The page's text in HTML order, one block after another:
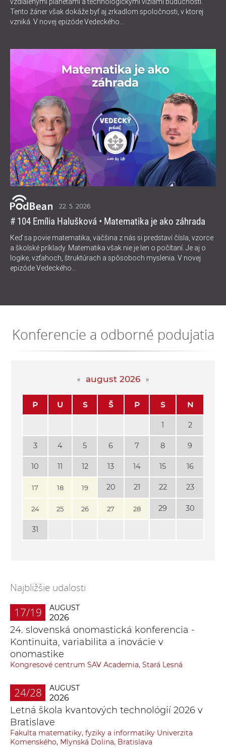
Tento žáner však dokáže byť aj zrkadlom spoločnosti, v ktorej
vzniká. V novej epizóde Vedeckého...
22. 5. 2026
# 104 Emília Halušková • Matematika je ako záhrada
Keď sa povie matematika, väčšina z nás si predstaví čísla, vzorce
a školské príklady. Matematika však nie je len o počítaní. Je aj o
logike, vzťahoch, štruktúrach a spôsoboch myslenia. V novej
epizóde Vedeckého...
Konferencie a odborné podujatia
august 2026
P U S Š P S N
1 2
3 4 5 6 7 8 9
10 11 12 13 14 15 16
17 18 19 20 21 22 23
24 25 26 27 28 29 30
31
Najbližšie udalosti
17/19 AUGUST
2026
24. slovenská onomastická konferencia -
Kontinuita, variabilita a inovácie v
onomastike
Kongresové centrum SAV Academia, Stará Lesná
24/28 AUGUST
2026
Letná škola kvantových technológií 2026 v
Bratislave
Fakulta matematiky, fyziky a informatiky Univerzita
Komenského, Mlynská Dolina, Bratislava